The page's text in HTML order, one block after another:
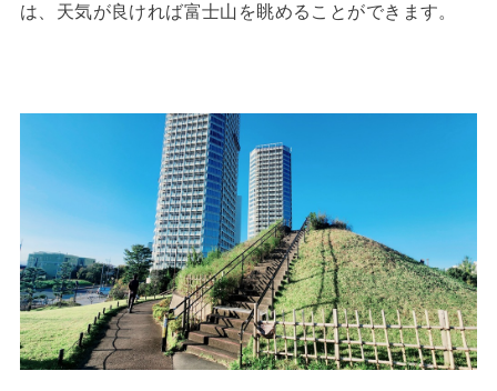
は、天気が良ければ富士山を眺めることができます。